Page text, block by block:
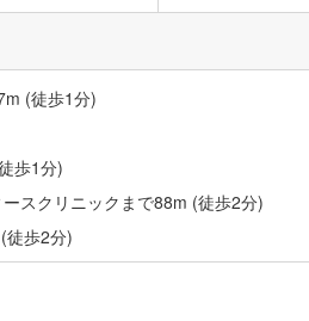
(徒歩1分)
歩1分)
スクリニックまで88m (徒歩2分)
徒歩2分)